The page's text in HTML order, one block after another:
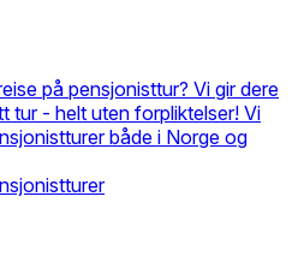
på pensjonisttur? Vi gir dere
tur - helt uten forpliktelser! Vi
både i Norge og